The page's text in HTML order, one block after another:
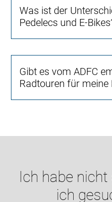
Was ist der
Pedelecs und E-
Gibt es vom ADFC
Radtouren für meine
Ich habe
ich